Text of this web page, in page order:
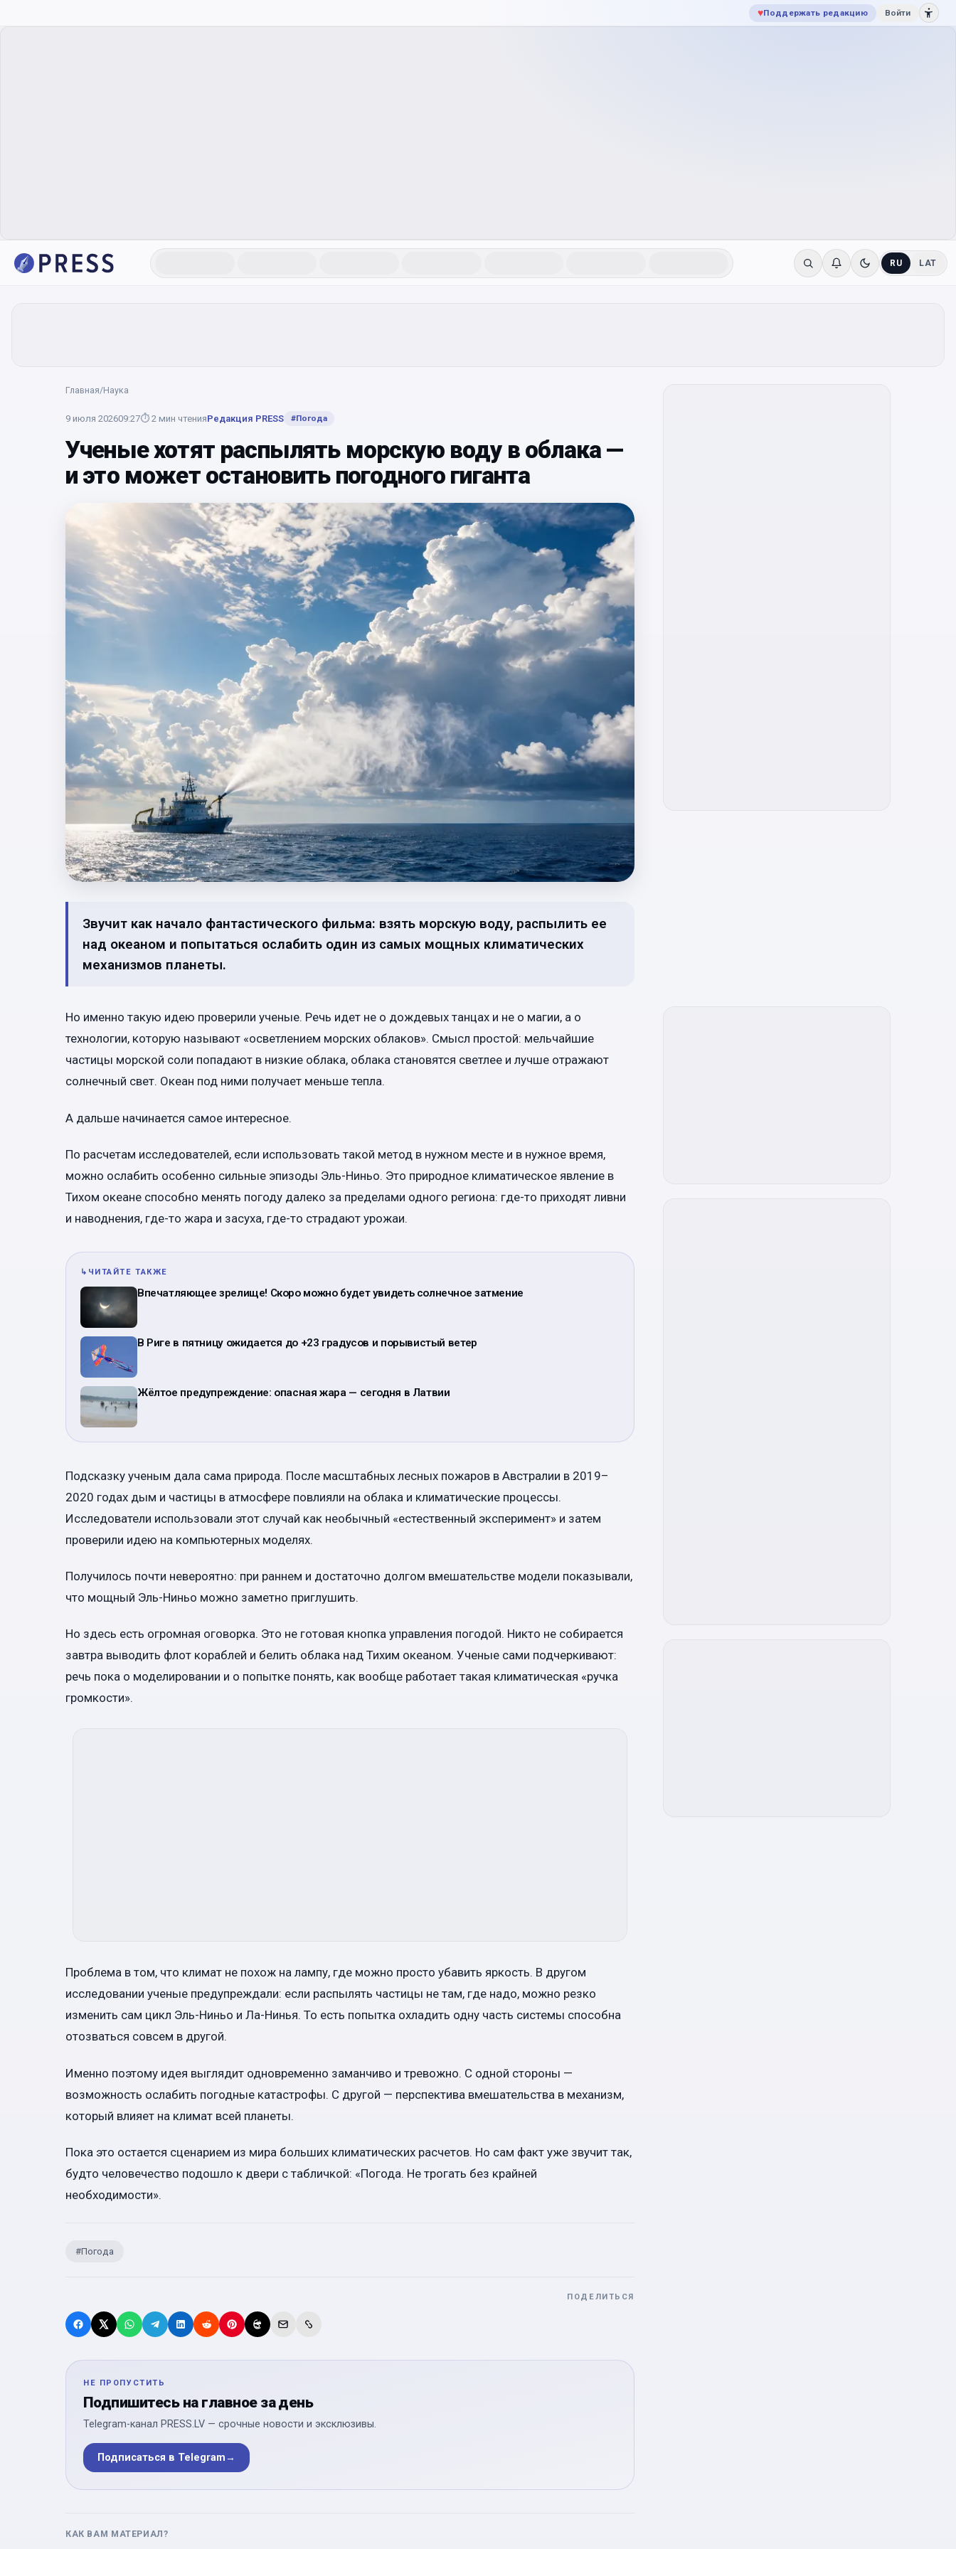
♥Поддержать редакцию Войти
RU LAT
Главная/Наука
9 июля 202609:27⏱ 2 мин чтенияРедакция PRESS #Погода
Ученые хотят распылять морскую воду в облака —
и это может остановить погодного гиганта
Звучит как начало фантастического фильма: взять морскую воду, распылить ее
над океаном и попытаться ослабить один из самых мощных климатических
механизмов планеты.
Но именно такую идею проверили ученые. Речь идет не о дождевых танцах и не о магии, а о
технологии, которую называют «осветлением морских облаков». Смысл простой: мельчайшие
частицы морской соли попадают в низкие облака, облака становятся светлее и лучше отражают
солнечный свет. Океан под ними получает меньше тепла.
А дальше начинается самое интересное.
По расчетам исследователей, если использовать такой метод в нужном месте и в нужное время,
можно ослабить особенно сильные эпизоды Эль-Ниньо. Это природное климатическое явление в
Тихом океане способно менять погоду далеко за пределами одного региона: где-то приходят ливни
и наводнения, где-то жара и засуха, где-то страдают урожаи.
↳ ЧИТАЙТЕ ТАКЖЕ
Впечатляющее зрелище! Скоро можно будет увидеть солнечное затмение
В Риге в пятницу ожидается до +23 градусов и порывистый ветер
Жёлтое предупреждение: опасная жара — сегодня в Латвии
Подсказку ученым дала сама природа. После масштабных лесных пожаров в Австралии в 2019–
2020 годах дым и частицы в атмосфере повлияли на облака и климатические процессы.
Исследователи использовали этот случай как необычный «естественный эксперимент» и затем
проверили идею на компьютерных моделях.
Получилось почти невероятно: при раннем и достаточно долгом вмешательстве модели показывали,
что мощный Эль-Ниньо можно заметно приглушить.
Но здесь есть огромная оговорка. Это не готовая кнопка управления погодой. Никто не собирается
завтра выводить флот кораблей и белить облака над Тихим океаном. Ученые сами подчеркивают:
речь пока о моделировании и о попытке понять, как вообще работает такая климатическая «ручка
громкости».
Проблема в том, что климат не похож на лампу, где можно просто убавить яркость. В другом
исследовании ученые предупреждали: если распылять частицы не там, где надо, можно резко
изменить сам цикл Эль-Ниньо и Ла-Нинья. То есть попытка охладить одну часть системы способна
отозваться совсем в другой.
Именно поэтому идея выглядит одновременно заманчиво и тревожно. С одной стороны —
возможность ослабить погодные катастрофы. С другой — перспектива вмешательства в механизм,
который влияет на климат всей планеты.
Пока это остается сценарием из мира больших климатических расчетов. Но сам факт уже звучит так,
будто человечество подошло к двери с табличкой: «Погода. Не трогать без крайней
необходимости».
#Погода
ПОДЕЛИТЬСЯ
НЕ ПРОПУСТИТЬ
Подпишитесь на главное за день
Telegram-канал PRESS.LV — срочные новости и эксклюзивы.
Подписаться в Telegram→
КАК ВАМ МАТЕРИАЛ?